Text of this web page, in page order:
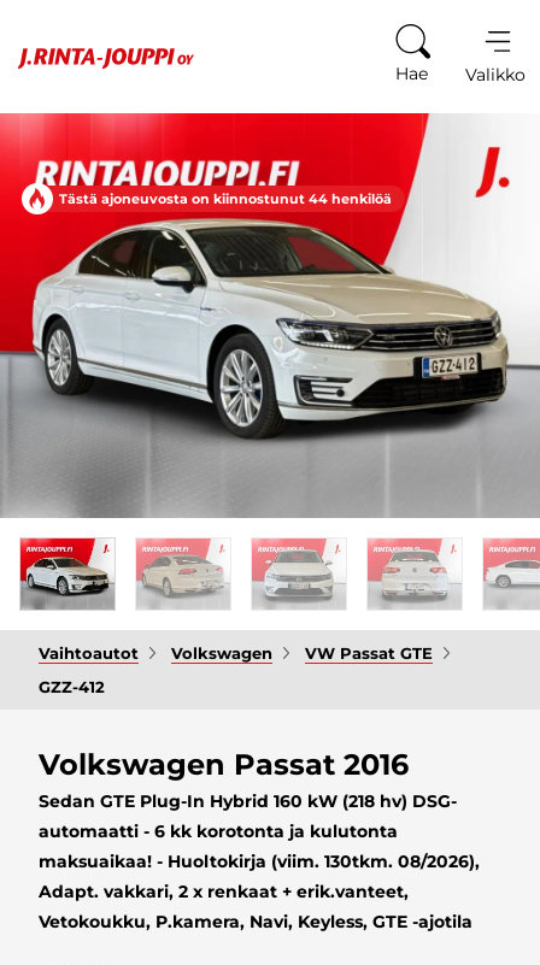
Hae Valikko
Tästä ajoneuvosta on kiinnostunut 44 henkilöä
Vaihtoautot Volkswagen
VW Passat GTE
GZZ-412
Volkswagen Passat 2016
Sedan GTE Plug-In Hybrid 160 kW (218 hv) DSG-
automaatti - 6 kk korotonta ja kulutonta
maksuaikaa! - Huoltokirja (viim. 130tkm. 08/2026),
Adapt. vakkari, 2 x renkaat + erik.vanteet,
Vetokoukku, P.kamera, Navi, Keyless, GTE -ajotila